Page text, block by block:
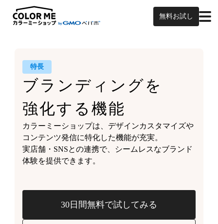
無料お試し
特長
ブランディングを
強化する機能
カラーミーショップは、 デザインカスタマイズや
コンテンツ発信に特化した機能が充実。
実店舗・SNSとの連携で、 シームレスなブランド
体験を提供できます。
30日間無料で試してみる